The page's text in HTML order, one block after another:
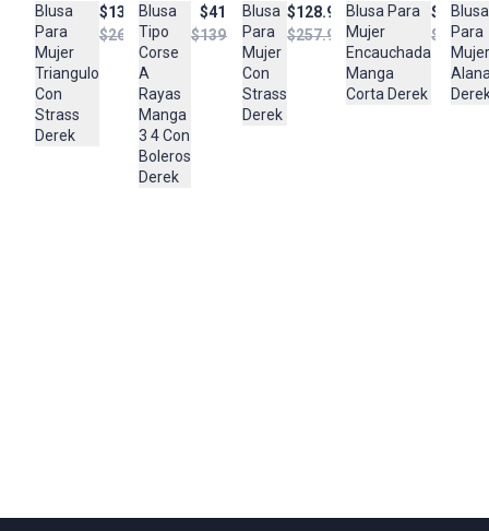
Composición:
VISCOSA
100%
Blusa
Para
Mujer
Triangulo
Con
Strass
Derek
$133.950
$267.950
Blusa
Tipo
Corse
A
Rayas
Manga
3 4 Con
Boleros
Derek
$41.950
$139.950
Blusa
Para
Mujer
Con
Strass
Derek
$128.950
$257.950
Blusa Para
Mujer
Encauchada
Manga
Corta Derek
Blusa
Para
Mujer